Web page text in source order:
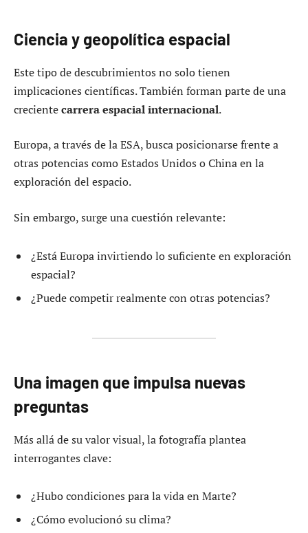
Ciencia y geopolítica espacial
Este tipo de descubrimientos no solo tienen
implicaciones científicas. También forman parte de una
crecientecarrera espacial internacional.
Europa, a través de la ESA, busca posicionarse frente a
otras potencias como Estados Unidos o China en la
exploración del espacio.
Sin embargo, surge una cuestión relevante:
¿Está Europa invirtiendo lo suficiente en exploración
espacial?
¿Puede competir realmente con otras potencias?
Una imagen que impulsa nuevas
preguntas
Más allá de su valor visual, la fotografía plantea
interrogantes clave:
¿Hubo condiciones para la vida en Marte?
¿Cómo evolucionó su clima?